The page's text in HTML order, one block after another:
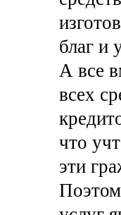
благ и
А все
всех
что
эти